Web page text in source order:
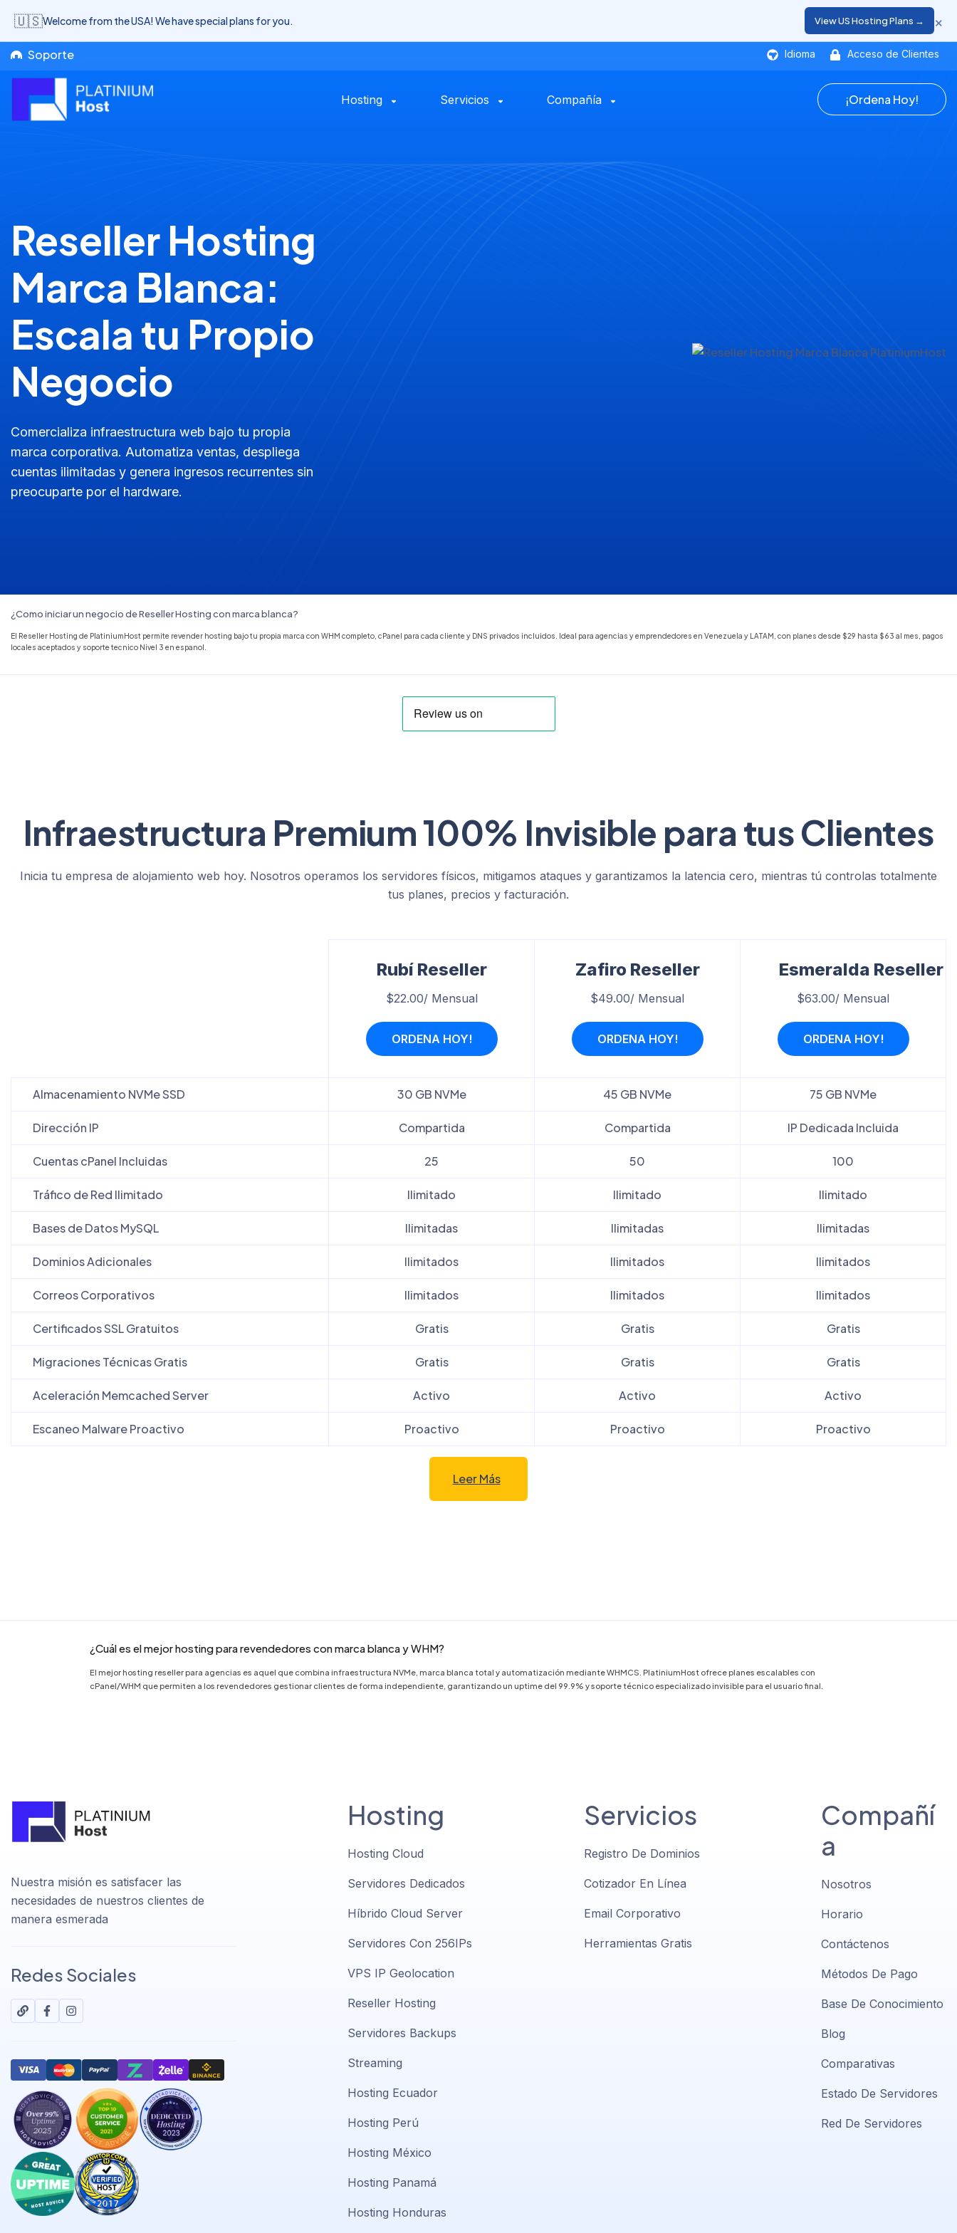
Soporte Idioma Acceso de Clientes
Hosting Servicios Compañía ¡Ordena Hoy!
🇺🇸Welcome from the USA! We have special plans for you. View US Hosting Plans → ×
Reseller Hosting
Marca Blanca:
Escala tu Propio
Negocio
Comercializa infraestructura web bajo tu propia
marca corporativa. Automatiza ventas, despliega
cuentas ilimitadas y genera ingresos recurrentes sin
preocuparte por el hardware.
¿Como iniciar un negocio de Reseller Hosting con marca blanca?
El Reseller Hosting de PlatiniumHost permite revender hosting bajo tu propia marca con WHM completo, cPanel para cada cliente y DNS privados incluidos. Ideal para agencias y emprendedores en Venezuela y LATAM, con planes desde $29 hasta $63 al mes, pagos
locales aceptados y soporte tecnico Nivel 3 en espanol.
Infraestructura Premium 100% Invisible para tus Clientes
Inicia tu empresa de alojamiento web hoy. Nosotros operamos los servidores físicos, mitigamos ataques y garantizamos la latencia cero, mientras tú controlas totalmente
tus planes, precios y facturación.
Rubí Reseller
$22.00/ Mensual
ORDENA HOY!
Zafiro Reseller
$49.00/ Mensual
ORDENA HOY!
Esmeralda Reseller
$63.00/ Mensual
ORDENA HOY!
Almacenamiento NVMe SSD 30 GB NVMe 45 GB NVMe 75 GB NVMe
Dirección IP Compartida Compartida IP Dedicada Incluida
Cuentas cPanel Incluidas 25 50 100
Tráfico de Red Ilimitado Ilimitado Ilimitado Ilimitado
Bases de Datos MySQL Ilimitadas Ilimitadas Ilimitadas
Dominios Adicionales Ilimitados Ilimitados Ilimitados
Correos Corporativos Ilimitados Ilimitados Ilimitados
Certificados SSL Gratuitos Gratis Gratis Gratis
Migraciones Técnicas Gratis Gratis Gratis Gratis
Aceleración Memcached Server Activo Activo Activo
Escaneo Malware Proactivo Proactivo Proactivo Proactivo
Leer Más
¿Cuál es el mejor hosting para revendedores con marca blanca y WHM?
El mejor hosting reseller para agencias es aquel que combina infraestructura NVMe, marca blanca total y automatización mediante WHMCS. PlatiniumHost ofrece planes escalables con
cPanel/WHM que permiten a los revendedores gestionar clientes de forma independiente, garantizando un uptime del 99.9% y soporte técnico especializado invisible para el usuario final.
Nuestra misión es satisfacer las
necesidades de nuestros clientes de
manera esmerada
Redes Sociales
Hosting
Hosting Cloud
Servidores Dedicados
Híbrido Cloud Server
Servidores Con 256IPs
VPS IP Geolocation
Reseller Hosting
Servidores Backups
Streaming
Hosting Ecuador
Hosting Perú
Hosting México
Hosting Panamá
Hosting Honduras
Servicios
Registro De Dominios
Cotizador En Línea
Email Corporativo
Herramientas Gratis
Compañí
a
Nosotros
Horario
Contáctenos
Métodos De Pago
Base De Conocimiento
Blog
Comparativas
Estado De Servidores
Red De Servidores